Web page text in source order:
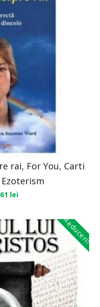
rai, For You, Carti
lei
Reduceri!